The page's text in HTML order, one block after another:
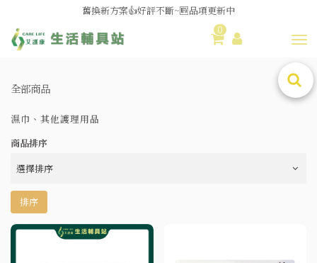
舊換新方案👍好評不斷~🆕品項更新中
😆備餐原來可以這麼輕鬆🎌KEWPIE介護食🍱營養均衡
0
全部商品
濕巾、其他護理用品
商品排序
排序